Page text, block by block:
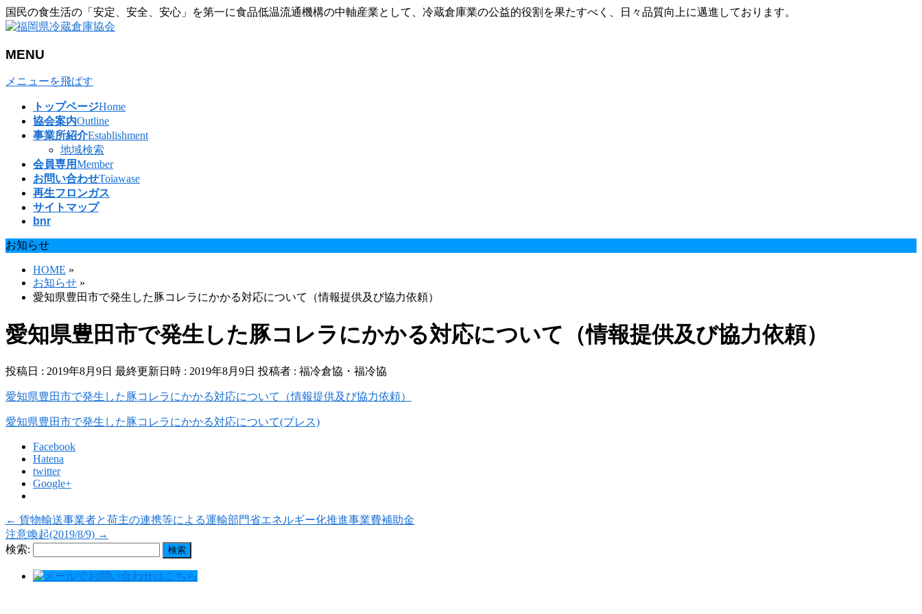
国民の食生活の「安定、安全、安心」を第一に食品低温流通機構の中軸産業として、冷蔵倉庫業の公益的役割を果たすべく、日々品質向上に邁進しております。
MENU
メニューを飛ばす
トップページHome
協会案内Outline
事業所紹介Establishment
地域検索
会員専用Member
お問い合わせToiawase
再生フロンガス
サイトマップ
bnr
お知らせ
HOME »
お知らせ »
愛知県豊田市で発生した豚コレラにかかる対応について（情報提供及び協力依頼）
愛知県豊田市で発生した豚コレラにかかる対応について（情報提供及び協力依頼）
投稿日 : 2019年8月9日 最終更新日時 : 2019年8月9日 投稿者 : 福冷倉協・福冷協
愛知県豊田市で発生した豚コレラにかかる対応について（情報提供及び協力依頼）
愛知県豊田市で発生した豚コレラにかかる対応について(プレス)
Facebook
Hatena
twitter
Google+
← 貨物輸送事業者と荷主の連携等による運輸部門省エネルギー化推進事業費補助金
注意喚起(2019/8/9) →
検索: